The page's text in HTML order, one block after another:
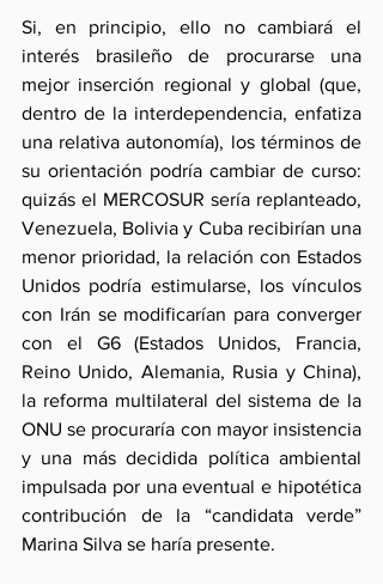
Si, en principio, ello no cambiará el
interés brasileño de procurarse una
mejor inserción regional y global (que,
dentro de la interdependencia, enfatiza
una relativa autonomía), los términos de
su orientación podría cambiar de curso:
quizás el MERCOSUR sería replanteado,
Venezuela, Bolivia y Cuba recibirían una
menor prioridad, la relación con Estados
Unidos podría estimularse, los vínculos
con Irán se modificarían para converger
con el G6 (Estados Unidos, Francia,
Reino Unido, Alemania, Rusia y China),
la reforma multilateral del sistema de la
ONU se procuraría con mayor insistencia
y una más decidida política ambiental
impulsada por una eventual e hipotética
contribución de la “candidata verde”
Marina Silva se haría presente.